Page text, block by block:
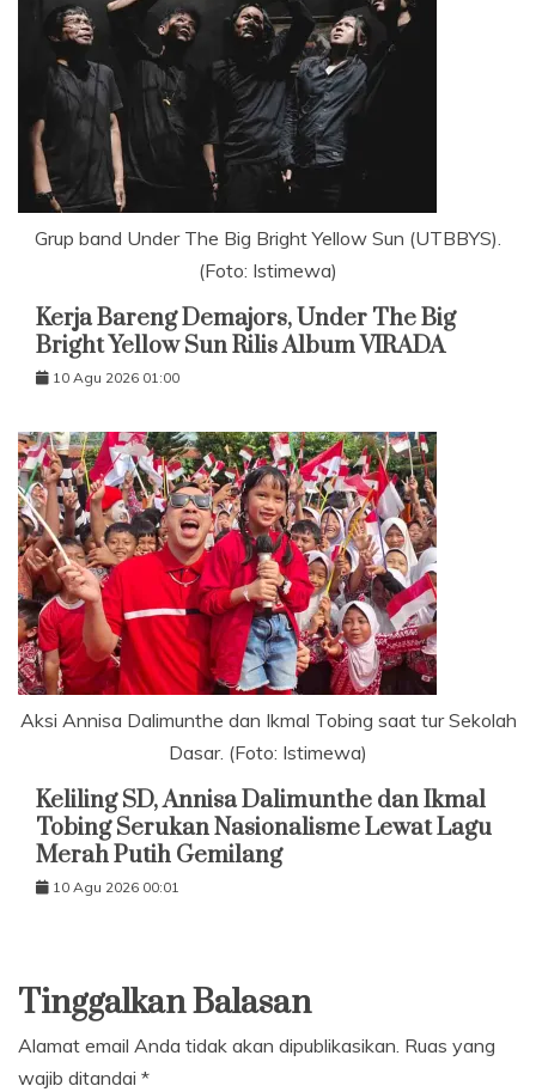
Grup band Under The Big Bright Yellow Sun (UTBBYS).
(Foto: Istimewa)
Kerja Bareng Demajors, Under The Big
Bright Yellow Sun Rilis Album VIRADA
10 Agu 2026 01:00
Aksi Annisa Dalimunthe dan Ikmal Tobing saat tur Sekolah
Dasar. (Foto: Istimewa)
Keliling SD, Annisa Dalimunthe dan Ikmal
Tobing Serukan Nasionalisme Lewat Lagu
Merah Putih Gemilang
10 Agu 2026 00:01
Tinggalkan Balasan
Alamat email Anda tidak akan dipublikasikan. Ruas yang
wajib ditandai *